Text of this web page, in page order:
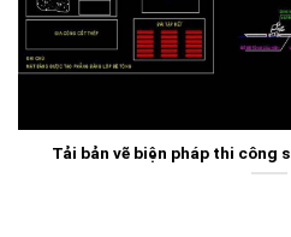
Tải bản vẽ biện pháp thi công